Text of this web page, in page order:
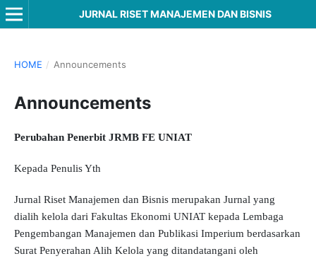
JURNAL RISET MANAJEMEN DAN BISNIS
HOME / Announcements
Announcements
Perubahan Penerbit JRMB FE UNIAT
Kepada Penulis Yth
Jurnal Riset Manajemen dan Bisnis merupakan Jurnal yang
dialih kelola dari Fakultas Ekonomi UNIAT kepada Lembaga
Pengembangan Manajemen dan Publikasi Imperium berdasarkan
Surat Penyerahan Alih Kelola yang ditandatangani oleh